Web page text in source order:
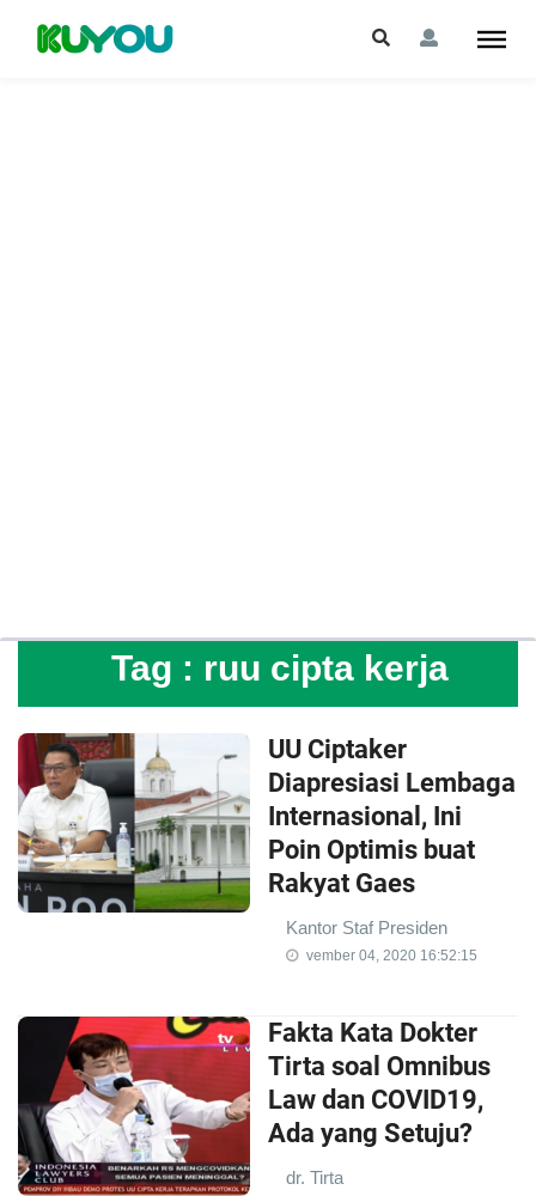
Tag : ruu cipta kerja
UU Ciptaker
Diapresiasi Lembaga
Internasional, Ini
Poin Optimis buat
Rakyat Gaes
Kantor Staf Presiden
vember 04, 2020 16:52:15
Fakta Kata Dokter
Tirta soal Omnibus
Law dan COVID19,
Ada yang Setuju?
dr. Tirta